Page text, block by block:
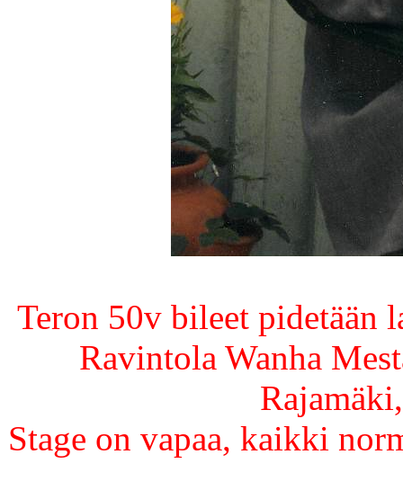
Teron 50v bileet pidetään
Ravintola Wanha
Stage on vapaa, kaikki